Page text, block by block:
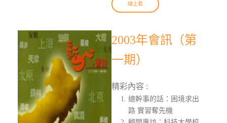
線上看
2003年會訊（第
一期）
精彩內容 :
總幹事的話：困境求出
路 實習奪先機